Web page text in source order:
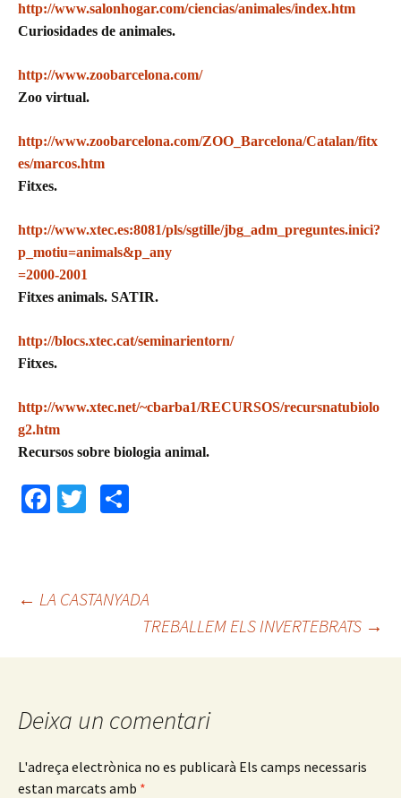
http://www.salonhogar.com/ciencias/animales/index.htm
Curiosidades de animales.
http://www.zoobarcelona.com/
Zoo virtual.
http://www.zoobarcelona.com/ZOO_Barcelona/Catalan/fitx
es/marcos.htm
Fitxes.
http://www.xtec.es:8081/pls/sgtille/jbg_adm_preguntes.inici?
p_motiu=animals&p_any
=2000-2001
Fitxes animals. SATIR.
http://blocs.xtec.cat/seminarientorn/
Fitxes.
http://www.xtec.net/~cbarba1/RECURSOS/recursnatubiolo
g2.htm
Recursos sobre biologia animal.
Fa
o
o
T
er
p
ar
te
Navegació
pels
articles
← LA CASTANYADA
TREBALLEM ELS INVERTEBRATS →
Deixa un comentari
L'adreça electrònica no es publicarà Els camps necessaris
estan marcats amb *